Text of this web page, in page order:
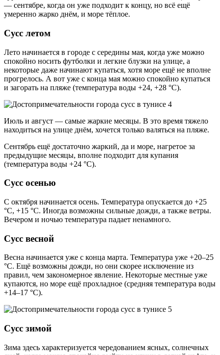
— сентябре, когда он уже подходит к концу, но всё ещё
умеренно жарко днём, и море тёплое.
Сусс летом
Лето начинается в городе с середины мая, когда уже можно
спокойно носить футболки и легкие блузки на улице, а
некоторые даже начинают купаться, хотя море ещё не вполне
прогрелось. А вот уже с конца мая можно спокойно купаться
и загорать на пляже (температура воды +24, +28 °С).
Июль и август — самые жаркие месяцы. В это время тяжело
находиться на улице днём, хочется только валяться на пляже.
Сентябрь ещё достаточно жаркий, да и море, нагретое за
предыдущие месяцы, вполне подходит для купания
(температура воды +24 °С).
Сусс осенью
С октября начинается осень. Температура опускается до +25
°C, +15 °C. Иногда возможны сильные дожди, а также ветры.
Вечером и ночью температура падает ненамного.
Сусс весной
Весна начинается уже с конца марта. Температура уже +20–25
°C. Ещё возможны дожди, но они скорее исключение из
правил, чем закономерное явление. Некоторые местные уже
купаются, но море ещё прохладное (средняя температура воды
+14–17 °С).
Сусс зимой
Зима здесь характеризуется чередованием ясных, солнечных